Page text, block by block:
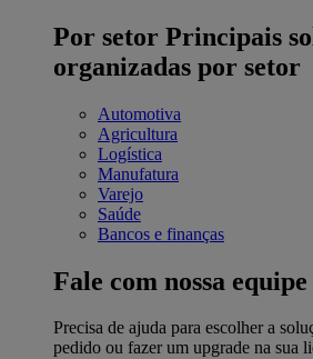
Por setor Principais
organizadas por setor
Automotiva
Agricultura
Logística
Manufatura
Varejo
Saúde
Bancos e finanças
Fale com nossa
Precisa de ajuda para escolher a
pedido ou fazer um upgrade na sua